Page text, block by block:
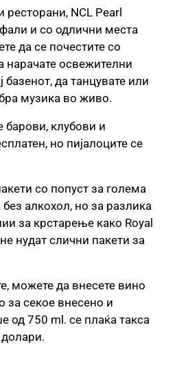
ресторани, NCL Pearl
и со одлични места
да се почестите со
нарачате освежителни
базенот, да танцувате или
музика во живо.
барови, клубови и
но пијалоците се
со попуст за голема
алкохол, но за разлика
за крстарење како Royal
нудат слични пакети за
можете да внесете вино
за секое внесено и
од 750 ml. се плаќа такса